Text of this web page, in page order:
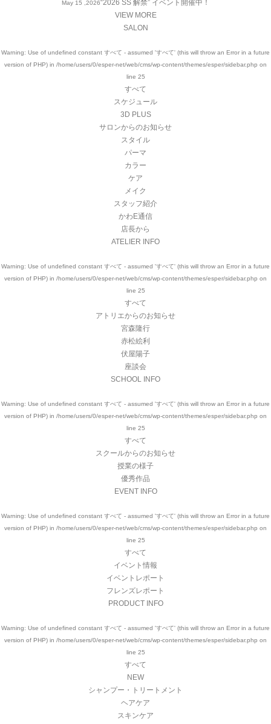
May 15 ,2026“2026 SS 解禁” イベント開催中！
VIEW MORE
SALON
Warning: Use of undefined constant すべて - assumed 'すべて' (this will throw an Error in a future
version of PHP) in /home/users/0/esper-net/web/cms/wp-content/themes/esper/sidebar.php on
line 25
すべて
スケジュール
3D PLUS
サロンからのお知らせ
スタイル
パーマ
カラー
ケア
メイク
スタッフ紹介
かわE通信
店長から
ATELIER INFO
Warning: Use of undefined constant すべて - assumed 'すべて' (this will throw an Error in a future
version of PHP) in /home/users/0/esper-net/web/cms/wp-content/themes/esper/sidebar.php on
line 25
すべて
アトリエからのお知らせ
宮森隆行
赤松絵利
伏屋陽子
座談会
SCHOOL INFO
Warning: Use of undefined constant すべて - assumed 'すべて' (this will throw an Error in a future
version of PHP) in /home/users/0/esper-net/web/cms/wp-content/themes/esper/sidebar.php on
line 25
すべて
スクールからのお知らせ
授業の様子
優秀作品
EVENT INFO
Warning: Use of undefined constant すべて - assumed 'すべて' (this will throw an Error in a future
version of PHP) in /home/users/0/esper-net/web/cms/wp-content/themes/esper/sidebar.php on
line 25
すべて
イベント情報
イベントレポート
フレンズレポート
PRODUCT INFO
Warning: Use of undefined constant すべて - assumed 'すべて' (this will throw an Error in a future
version of PHP) in /home/users/0/esper-net/web/cms/wp-content/themes/esper/sidebar.php on
line 25
すべて
NEW
シャンプー・トリートメント
ヘアケア
スキンケア